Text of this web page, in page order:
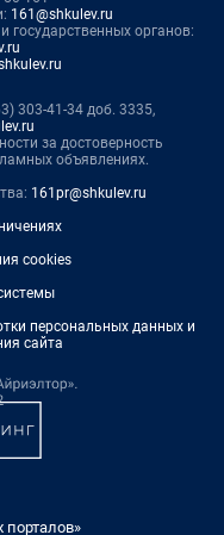
161@shkulev.ru
государственных органов:
303-41-34 доб. 3335,
за достоверность
объявлениях.
161pr@shkulev.ru
cookies
персональных данных и
сайта